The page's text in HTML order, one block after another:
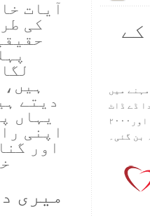
آیات
کی
دیتے
یہاں
اپنی
اور
میری
کے
میں
دا ڈے ڈاٹ
کام ۱۹۹۸ میں بین سٹیڈ نے شروع کی اور۲۰۰۰
بن گئی۔